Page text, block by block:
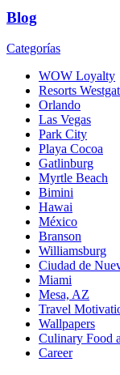
Blog
Categorías
WOW Loyalty
Resorts
Orlando
Las Vegas
Park City
Playa Cocoa
Gatlinburg
Myrtle Beach
Bimini
Hawai
México
Branson
Williamsburg
Ciudad de
Miami
Mesa, AZ
Travel
Wallpapers
Culinary Food
Career